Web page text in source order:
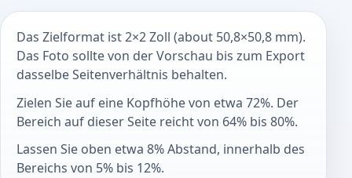
Das Zielformat ist 2×2 Zoll (about 50,8×50,8 mm).
Das Foto sollte von der Vorschau bis zum Export
dasselbe Seitenverhältnis behalten.
Zielen Sie auf eine Kopfhöhe von etwa 72%. Der
Bereich auf dieser Seite reicht von 64% bis 80%.
Lassen Sie oben etwa 8% Abstand, innerhalb des
Bereichs von 5% bis 12%.